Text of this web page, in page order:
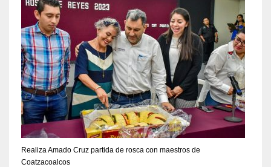
Realiza Amado Cruz partida de rosca con maestros de
Coatzacoalcos